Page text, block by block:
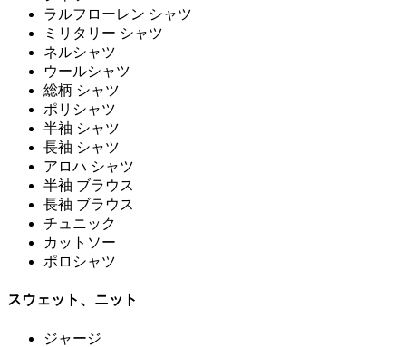
ラルフローレン シャツ
ミリタリー シャツ
ネルシャツ
ウールシャツ
総柄 シャツ
ポリシャツ
半袖 シャツ
長袖 シャツ
アロハ シャツ
半袖 ブラウス
長袖 ブラウス
チュニック
カットソー
ポロシャツ
スウェット、ニット
ジャージ